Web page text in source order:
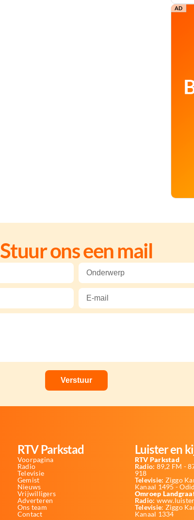
AD
Stuur ons een mail
RTV Parkstad
Voorpagina
Radio
Televisie
Gemist
Nieuws
Vrijwilligers
Adverteren
Ons team
Contact
Luister en
RTV Parkstad
Radio: 89,2 FM -
918
Televisie: Ziggo
Kanaal 1495 -
Omroep
Radio:
Televisie: Ziggo
Kanaal 1334